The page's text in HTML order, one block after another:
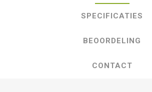
SPECIFICATIES
BEOORDELING
CONTACT